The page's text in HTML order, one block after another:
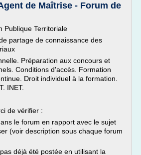
de Maîtrise - Forum de
Publique Territoriale
partage de connaissance des
Préparation aux concours et
Conditions d'accès. Formation
Droit individuel à la formation.
INET.
de vérifier :
le forum en rapport avec le sujet
(voir description sous chaque forum
déjà été postée en utilisant la